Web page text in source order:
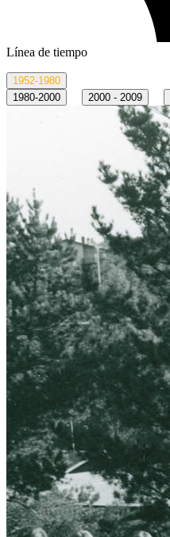
Línea de tiempo
1952-1980
1980-2000
2000 - 2009